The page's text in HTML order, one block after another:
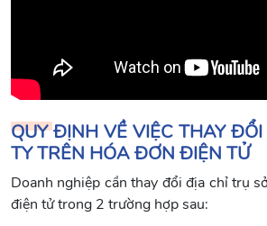
QUY ĐỊNH VỀ VIỆC THAY
TY TRÊN HÓA ĐƠN ĐIỆN TỬ
Doanh nghiệp cần thay đổi địa chỉ trụ
điện tử trong 2 trường hợp sau: